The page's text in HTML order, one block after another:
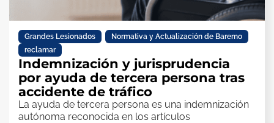
Grandes Lesionados Normativa y Actualización de Baremo
reclamar
Indemnización y jurisprudencia
por ayuda de tercera persona tras
accidente de tráfico
La ayuda de tercera persona es una indemnización
autónoma reconocida en los artículos